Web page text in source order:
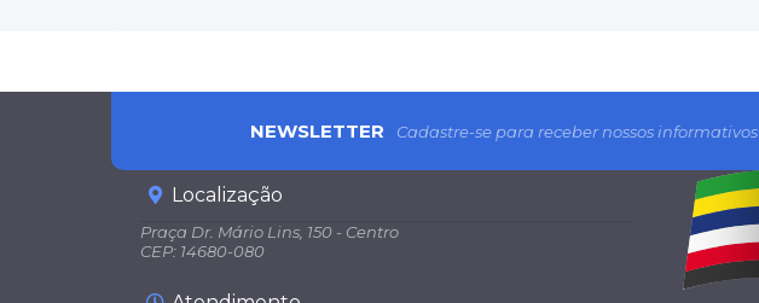
NEWSLETTER Cadastre-se para receber nossos informativos
Localização
Praça Dr. Mário Lins, 150 - Centro
CEP: 14680-080